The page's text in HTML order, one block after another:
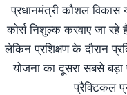
प्रधानमंत्री कौशल विकास
कोर्स निशुल्क करवाए जा रहे
लेकिन प्रशिक्षण के दौरान
योजना का दूसरा सबसे
प्रैक्टिकल